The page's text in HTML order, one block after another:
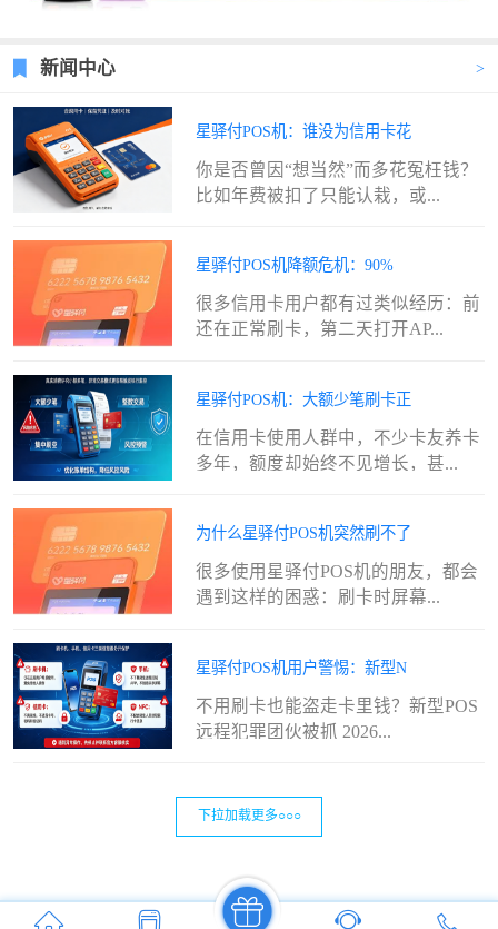
新闻中心
星驿付POS机：谁没为信用卡花
你是否曾因“想当然”而多花冤枉钱？
比如年费被扣了只能认栽，或...
星驿付POS机降额危机：90%
很多信用卡用户都有过类似经历：前
还在正常刷卡，第二天打开AP...
星驿付POS机：大额少笔刷卡正
在信用卡使用人群中，不少卡友养卡
多年，额度却始终不见增长，甚...
为什么星驿付POS机突然刷不了
很多使用星驿付POS机的朋友，都会
遇到这样的困惑：刷卡时屏幕...
星驿付POS机用户警惕：新型N
不用刷卡也能盗走卡里钱？新型POS
远程犯罪团伙被抓 2026...
下拉加载更多○○○